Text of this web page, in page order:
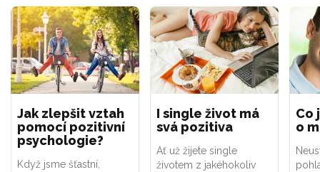
Jak zlepšit vztah
pomocí pozitivní
psychologie?
Když jsme šťastní,
I single život má
svá pozitiva
Ať už žijete single
životem z jakéhokoliv
Co
o